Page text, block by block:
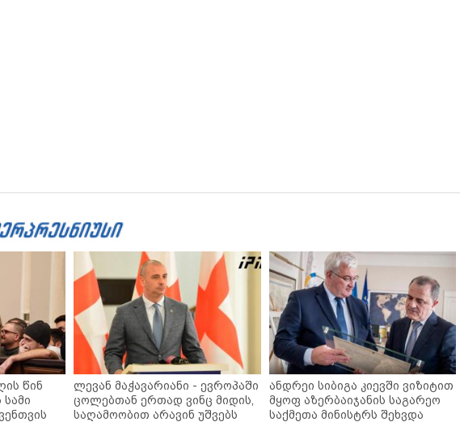
წინ
სამი
ლევან მაჭავარიანი - ევროპაში
ცოლებთან ერთად ვინც მიდის,
საღამოობით არავინ უშვებს
ანდრეი სიბიგა კიევში ვიზიტით
მყოფ აზერბაიჯანის საგარეო
საქმეთა მინისტრს შეხვდა